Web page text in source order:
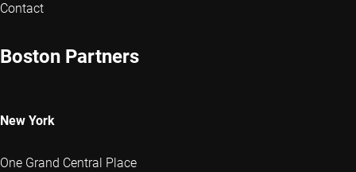
Contact
Boston Partners
New York
One Grand Central Place